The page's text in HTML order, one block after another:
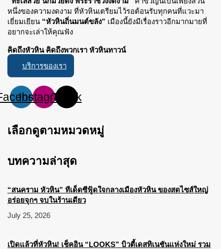
หนึ่งของความงดงาม ที่หัวหินเตรียมไว้รอต้อนรับทุกคนที่แวะมา
เยี่ยมเยียน “หัวหินถิ่นมนต์ขลัง” เมืองนี้ยังมีเรื่องราวอีกมากมายที่
อยากจะเล่าให้คุณฟัง
คิดถึงหัวหิน คิดถึงพวกเรา หัวหินทาวน์
บริการของเรา
InstagramTiktok
เลือกดูตามหมวดหมู่
บทความล่าสุด
“สนคราม หัวหิน” ทีเด็ดซีฟู้ดใจกลางเมืองหัวหิน ของสดไซส์ใหญ่
อร่อยจุกๆ จบในร้านเดียว
July 25, 2026
เปิดแล้วที่หัวหิน! เช็คอิน “LOOKS” บิวตี้เดสทิเนชันแห่งใหม่ รวม